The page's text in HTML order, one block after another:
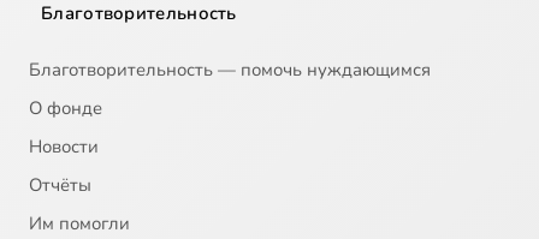
Благотворительность
Благотворительность — помочь нуждающимся
О фонде
Новости
Отчёты
Им помогли